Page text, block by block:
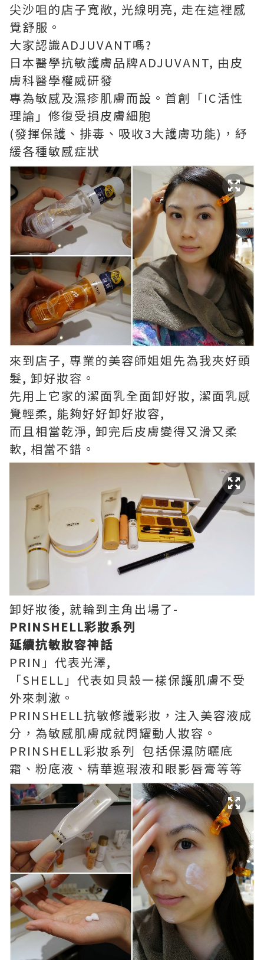
尖沙咀的店子寬敞, 光線明亮, 走在這裡感
覺舒服。
大家認識ADJUVANT嗎?
日本醫學抗敏護膚品牌ADJUVANT, 由皮
膚科醫學權威研發
專為敏感及濕疹肌膚而設。首創「IC活性
理論」修復受損皮膚細胞
(發揮保護、排毒、吸收3大護膚功能)，紓
緩各種敏感症狀
來到店子, 專業的美容師姐姐先為我夾好頭
髮, 卸好妝容。
先用上它家的潔面乳全面卸好妝, 潔面乳感
覺輕柔, 能夠好好卸好妝容,
而且相當乾淨, 卸完后皮膚變得又滑又柔
軟, 相當不錯。
卸好妝後, 就輪到主角出場了-
PRINSHELL彩妝系列
延續抗敏妝容神話
PRIN」代表光澤,
「SHELL」代表如貝殼一樣保護肌膚不受
外來刺激。
PRINSHELL抗敏修護彩妝，注入美容液成
分，為敏感肌膚成就閃耀動人妝容。
PRINSHELL彩妝系列 包括保濕防曬底
霜、粉底液、精華遮瑕液和眼影唇膏等等